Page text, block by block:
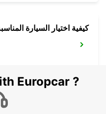
كيفية اختيار السيارة
Europcar ?